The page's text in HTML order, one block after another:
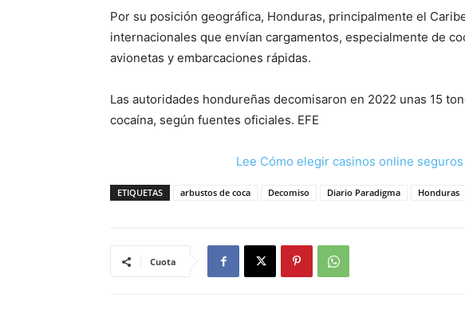
Por su posición geográfica, Honduras, principalmente el
internacionales que envían cargamentos, especialmente de
avionetas y embarcaciones rápidas.
Las autoridades hondureñas decomisaron en 2022 unas 15
cocaína, según fuentes oficiales. EFE
Lee Cómo elegir casinos online
ETIQUETAS arbustos de coca Decomiso Diario Paradigma Honduras
Cuota